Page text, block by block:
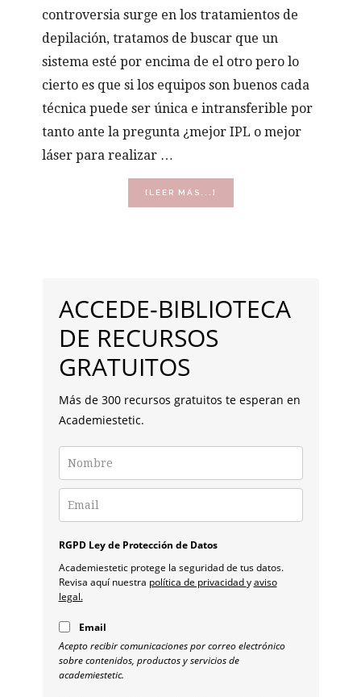
controversia surge en los tratamientos de
depilación, tratamos de buscar que un
sistema esté por encima de el otro pero lo
cierto es que si los equipos son buenos cada
técnica puede ser única e intransferible por
tanto ante la pregunta ¿mejor IPL o mejor
láser para realizar …
[LEER MÁS...]
DE
FACIAL
LATERAL
PRINCIPAL
ACCEDE-BIBLIOTECA
DE RECURSOS
GRATUITOS
Más de 300 recursos gratuitos te esperan en
Academiestetic.
RGPD Ley de Protección de Datos
Academiestetic protege la seguridad de tus datos.
Revisa aquí nuestra política de privacidadyaviso
legal.
Email
Acepto recibir comunicaciones por correo electrónico
sobre contenidos, productos y servicios de
academiestetic.